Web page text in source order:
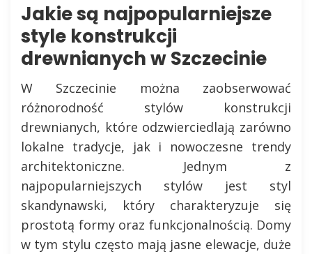
Jakie są najpopularniejsze
style konstrukcji
drewnianych w Szczecinie
W Szczecinie można zaobserwować
różnorodność stylów konstrukcji
drewnianych, które odzwierciedlają zarówno
lokalne tradycje, jak i nowoczesne trendy
architektoniczne. Jednym z
najpopularniejszych stylów jest styl
skandynawski, który charakteryzuje się
prostotą formy oraz funkcjonalnością. Domy
w tym stylu często mają jasne elewacje, duże